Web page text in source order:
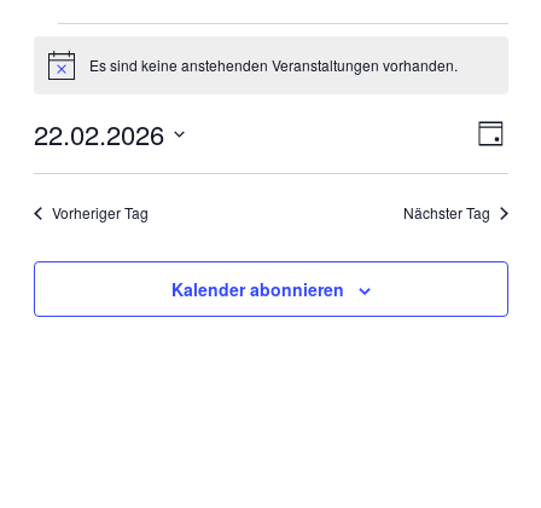
HinweisEs sind keine anstehenden Veranstaltungen vorhanden.
Tag
22.02.2026
Vorheriger Tag
Nächster Tag
Kalender abonnieren